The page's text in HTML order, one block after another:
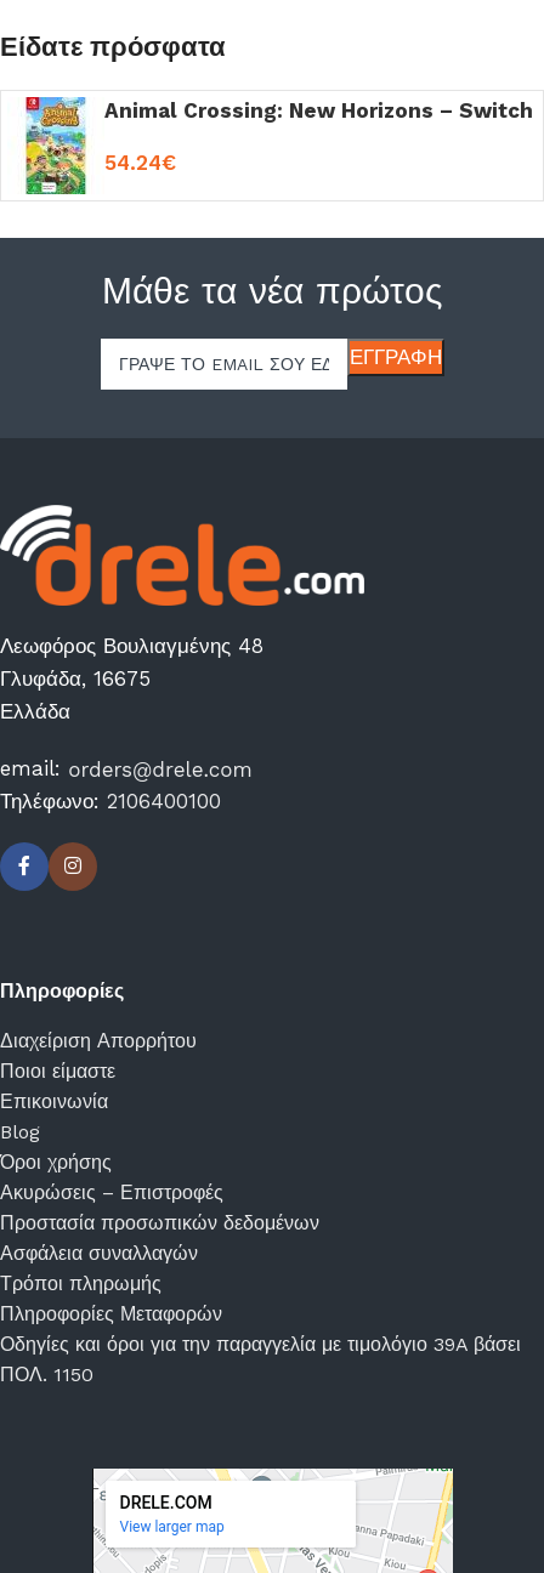
Είδατε πρόσφατα
Animal Crossing: New Horizons – Switch
54.24€
Μάθε τα νέα πρώτος
Λεωφόρος Βουλιαγμένης 48
Γλυφάδα, 16675
Ελλάδα
email:
Τηλέφωνο: 2106400100
Πληροφορίες
Διαχείριση Απορρήτου
Ποιοι είμαστε
Επικοινωνία
Blog
Όροι χρήσης
Ακυρώσεις – Επιστροφές
Προστασία προσωπικών δεδομένων
Ασφάλεια συναλλαγών
Τρόποι πληρωμής
Πληροφορίες Μεταφορών
Οδηγίες και όροι για την παραγγελία με τιμολόγιο 39A βάσει
ΠΟΛ. 1150